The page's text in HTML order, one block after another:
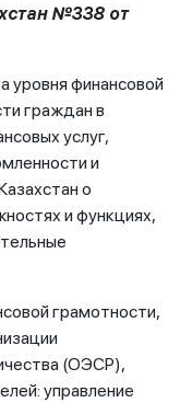
№338 от
уровня финансовой
граждан в
услуг,
и
о
и функциях,
грамотности,
(ОЭСР),
управление